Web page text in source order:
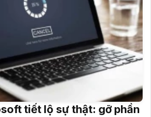
tiết lộ sự thật: gỡ phần